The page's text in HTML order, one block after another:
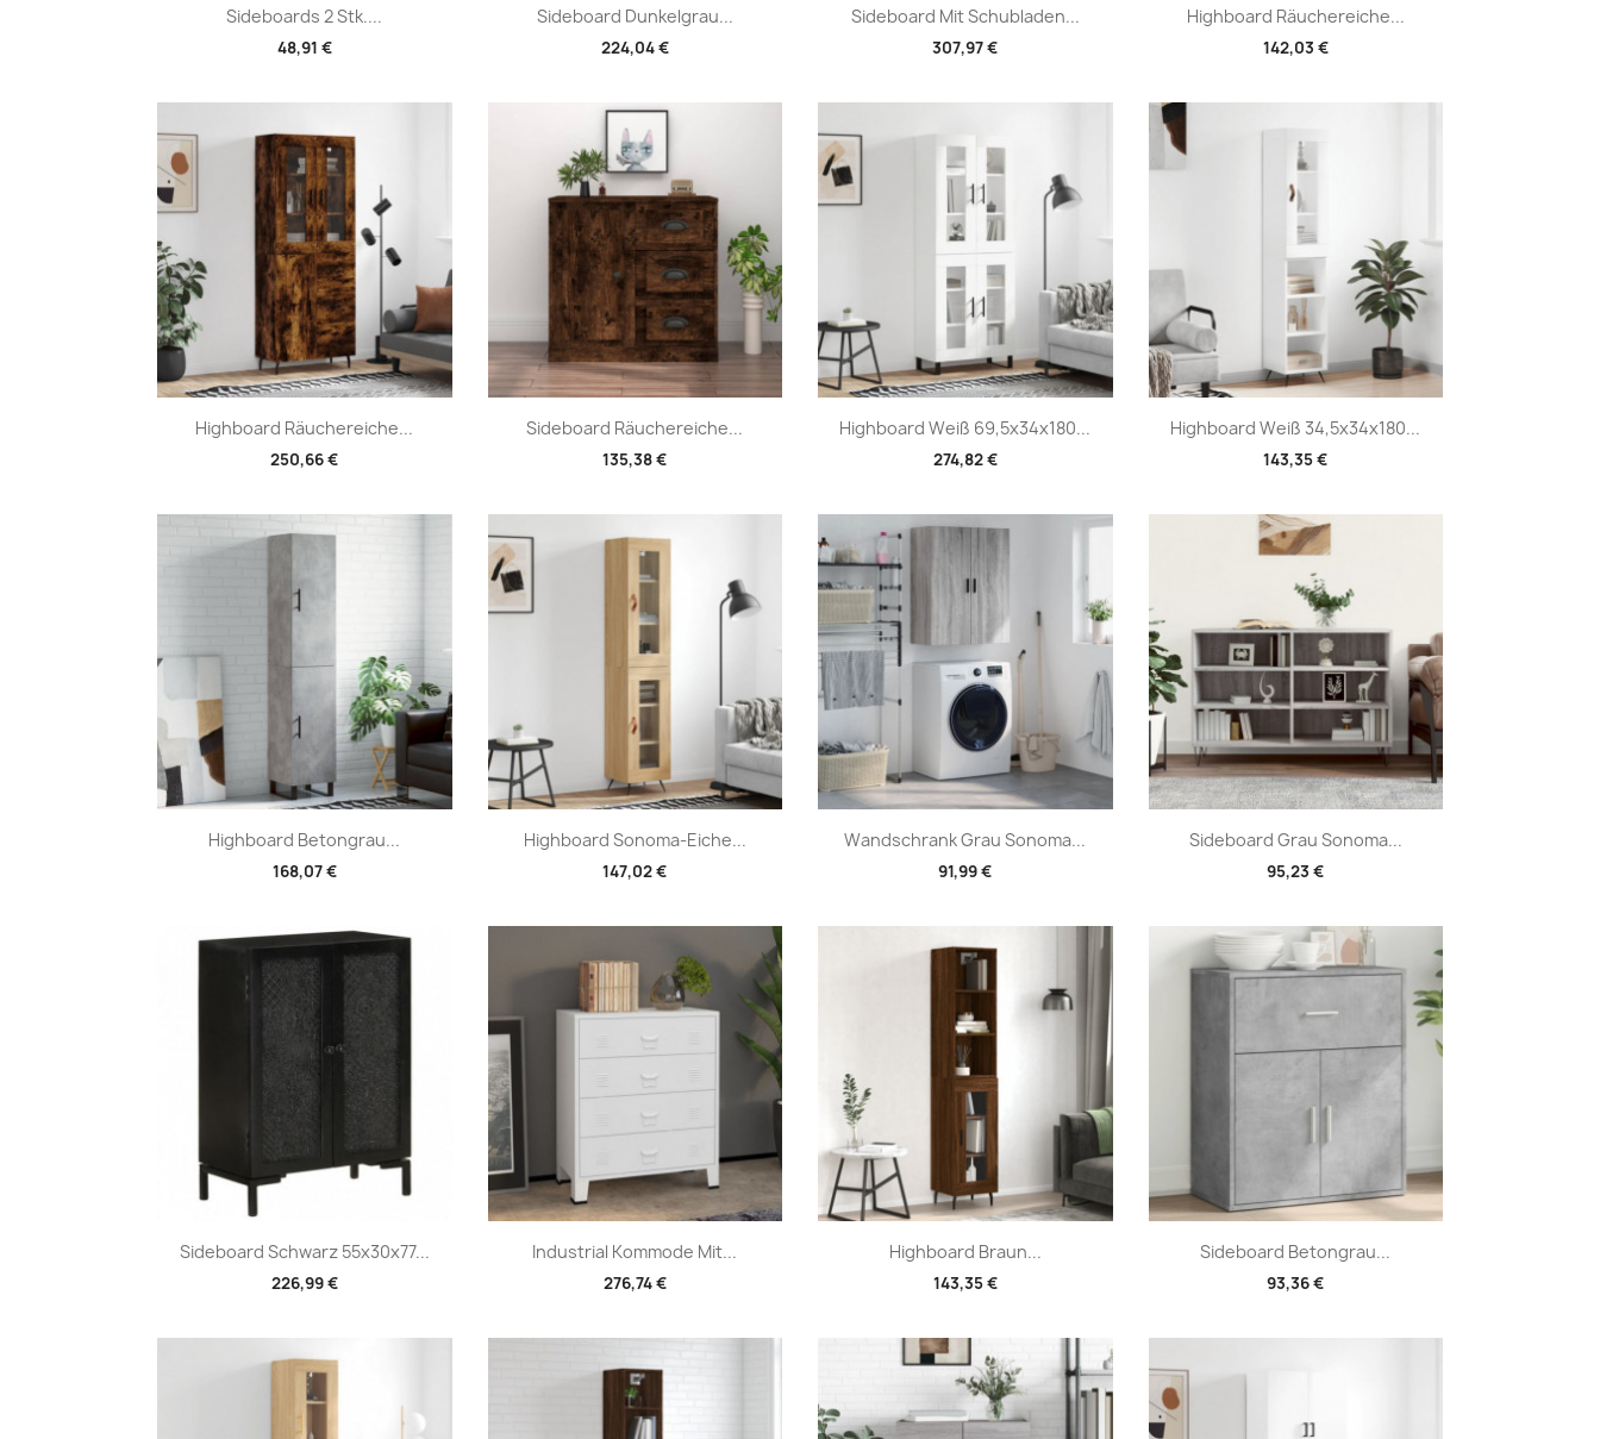
Sideboards 2 Stk....
48,91 €
Vorschau Sideboard Dunkelgrau...
224,04 €
Vorschau Sideboard Mit Schubladen...
307,97 €
 Vorschau Highboard Räuchereiche...
142,03 €
Vorschau
Highboard Räuchereiche...
250,66 €
Vorschau Sideboard Räuchereiche...
135,38 €
Vorschau Highboard Weiß 69,5x34x180...
274,82 €
Vorschau Highboard Weiß 34,5x34x180...
143,35 €
Vorschau
Highboard Betongrau...
168,07 €
Vorschau Highboard Sonoma-Eiche...
147,02 €
Vorschau Wandschrank Grau Sonoma...
91,99 €
Vorschau Sideboard Grau Sonoma...
95,23 €
Vorschau
Sideboard Schwarz 55x30x77...
226,99 €
Vorschau Industrial Kommode Mit...
276,74 €
Vorschau Highboard Braun...
143,35 €
Vorschau Sideboard Betongrau...
93,36 €
Vorschau